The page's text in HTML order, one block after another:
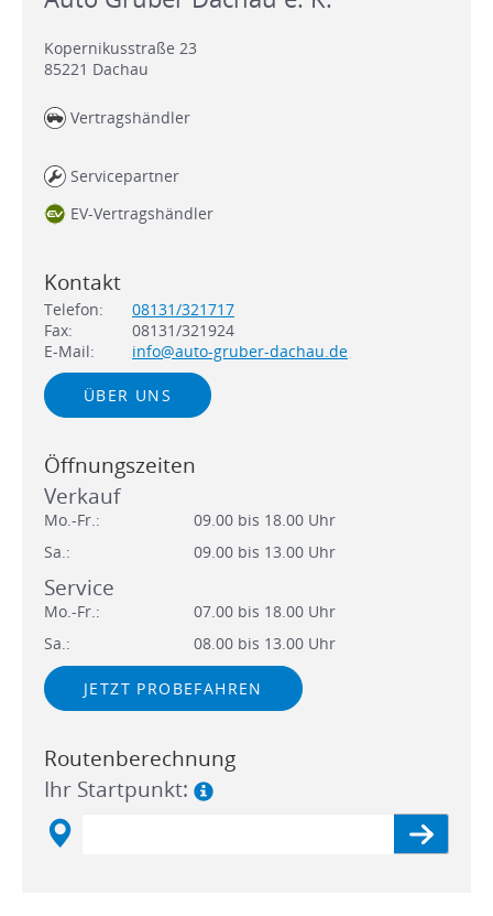
Kopernikusstraße 23
85221 Dachau
Vertragshändler
Servicepartner
EV-Vertragshändler
Kontakt
Telefon:
08131/321717
Fax:
08131/321924
E-Mail:
info@auto-gruber-dachau.de
ÜBER UNS
Öffnungszeiten
Verkauf
Mo.-Fr.:
09.00 bis 18.00 Uhr
Sa.:
09.00 bis 13.00 Uhr
Service
Mo.-Fr.:
07.00 bis 18.00 Uhr
Sa.:
08.00 bis 13.00 Uhr
JETZT PROBEFAHREN
Routenberechnung
Ihr Startpunkt: